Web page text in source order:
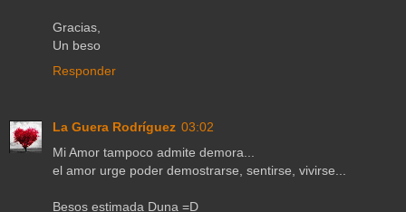
Gracias,
Un beso
Responder
La Guera Rodríguez 03:02
Mi Amor tampoco admite demora...
el amor urge poder demostrarse, sentirse, vivirse...
Besos estimada Duna =D